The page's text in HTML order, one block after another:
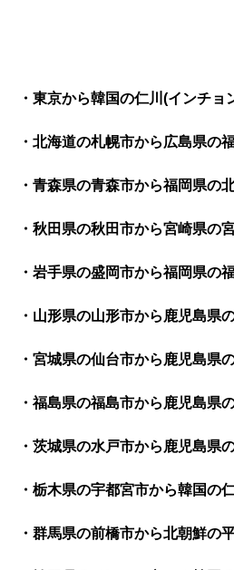
・東京から韓国の仁川(インチョ
・北海道の札幌市から広島県の
・青森県の青森市から福岡県の
・秋田県の秋田市から宮崎県の
・岩手県の盛岡市から福岡県の
・山形県の山形市から鹿児島県
・宮城県の仙台市から鹿児島県
・福島県の福島市から鹿児島県
・茨城県の水戸市から鹿児島県
・栃木県の宇都宮市から韓国の
・群馬県の前橋市から北朝鮮の